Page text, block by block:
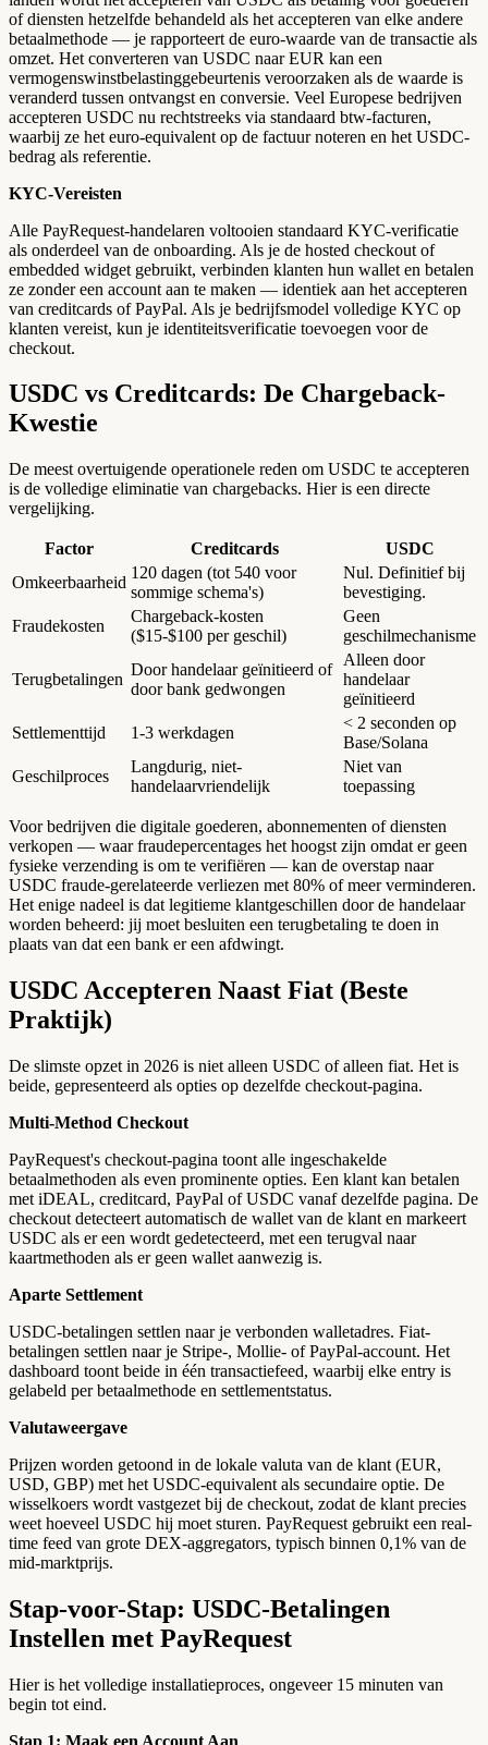
of diensten hetzelfde behandeld als het accepteren van elke andere
betaalmethode — je rapporteert de euro-waarde van de transactie als
omzet. Het converteren van USDC naar EUR kan een
vermogenswinstbelastinggebeurtenis veroorzaken als de waarde is
veranderd tussen ontvangst en conversie. Veel Europese bedrijven
accepteren USDC nu rechtstreeks via standaard btw-facturen,
waarbij ze het euro-equivalent op de factuur noteren en het USDC-
bedrag als referentie.
KYC-Vereisten
Alle PayRequest-handelaren voltooien standaard KYC-verificatie
als onderdeel van de onboarding. Als je de hosted checkout of
embedded widget gebruikt, verbinden klanten hun wallet en betalen
ze zonder een account aan te maken — identiek aan het accepteren
van creditcards of PayPal. Als je bedrijfsmodel volledige KYC op
klanten vereist, kun je identiteitsverificatie toevoegen voor de
checkout.
USDC vs Creditcards: De Chargeback-
Kwestie
De meest overtuigende operationele reden om USDC te accepteren
is de volledige eliminatie van chargebacks. Hier is een directe
vergelijking.
Factor Creditcards
USDC
Omkeerbaarheid
120 dagen (tot 540 voor
sommige schema's)
Nul. Definitief bij
bevestiging.
Fraudekosten
Chargeback-kosten
($15-$100 per geschil)
Geen
geschilmechanisme
Terugbetalingen
Door handelaar geïnitieerd of
door bank gedwongen
Alleen door
handelaar
geïnitieerd
Settlementtijd
1-3 werkdagen
< 2 seconden op
Base/Solana
Geschilproces
Langdurig, niet-
handelaarvriendelijk
Niet van
toepassing
Voor bedrijven die digitale goederen, abonnementen of diensten
verkopen — waar fraudepercentages het hoogst zijn omdat er geen
fysieke verzending is om te verifiëren — kan de overstap naar
USDC fraude-gerelateerde verliezen met 80% of meer verminderen.
Het enige nadeel is dat legitieme klantgeschillen door de handelaar
worden beheerd: jij moet besluiten een terugbetaling te doen in
plaats van dat een bank er een afdwingt.
USDC Accepteren Naast Fiat (Beste
Praktijk)
De slimste opzet in 2026 is niet alleen USDC of alleen fiat. Het is
beide, gepresenteerd als opties op dezelfde checkout-pagina.
Multi-Method Checkout
PayRequest's checkout-pagina toont alle ingeschakelde
betaalmethoden als even prominente opties. Een klant kan betalen
met iDEAL, creditcard, PayPal of USDC vanaf dezelfde pagina. De
checkout detecteert automatisch de wallet van de klant en markeert
USDC als er een wordt gedetecteerd, met een terugval naar
kaartmethoden als er geen wallet aanwezig is.
Aparte Settlement
USDC-betalingen settlen naar je verbonden walletadres. Fiat-
betalingen settlen naar je Stripe-, Mollie- of PayPal-account. Het
dashboard toont beide in één transactiefeed, waarbij elke entry is
gelabeld per betaalmethode en settlementstatus.
Valutaweergave
Prijzen worden getoond in de lokale valuta van de klant (EUR,
USD, GBP) met het USDC-equivalent als secundaire optie. De
wisselkoers wordt vastgezet bij de checkout, zodat de klant precies
weet hoeveel USDC hij moet sturen. PayRequest gebruikt een real-
time feed van grote DEX-aggregators, typisch binnen 0,1% van de
mid-marktprijs.
Stap-voor-Stap: USDC-Betalingen
Instellen met PayRequest
Hier is het volledige installatieproces, ongeveer 15 minuten van
begin tot eind.
Stap 1: Maak een Account Aan